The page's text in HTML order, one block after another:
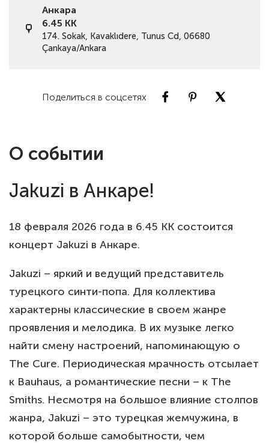
Анкара
6.45 KK
174. Sokak, Kavaklıdere, Tunus Cd, 06680
Çankaya/Ankara
Поделиться в соцсетях
О событии
Jakuzi в Анкаре!
18 февраля 2026 года в 6.45 KK состоится
концерт Jakuzi в Анкаре.
Jakuzi – яркий и ведущий представитель
турецкого синти-попа. Для коллектива
характерны классические в своем жанре
проявления и мелодика. В их музыке легко
найти смену настроений, напоминающую о
The Cure. Периодическая мрачность отсылает
к Bauhaus, а романтические песни – к The
Smiths. Несмотря на большое влияние столпов
жанра, Jakuzi – это турецкая жемчужина, в
которой больше самобытности, чем